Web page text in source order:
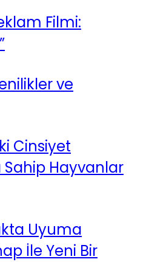
Filmi:
ve
Cinsiyet
Sahip Hayvanlar
Uyuma
İle Yeni Bir